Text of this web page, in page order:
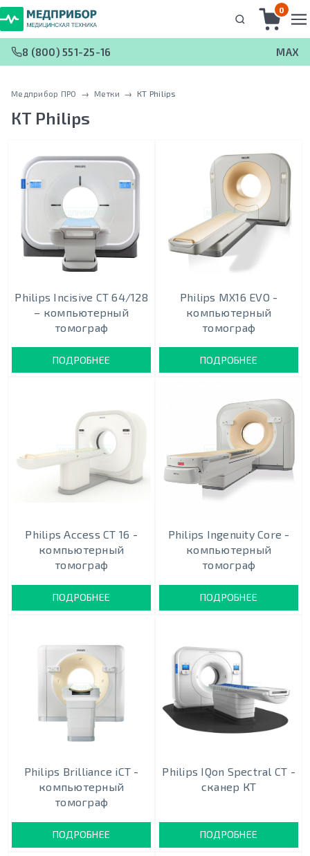
0
8 (800) 551-25-16 MAX
Медприбор ПРО → Метки → КТ Philips
КТ Philips
Philips Incisive CT 64/128
– компьютерный
томограф
ПОДРОБНЕЕ
Philips MX16 EVO -
компьютерный
томограф
ПОДРОБНЕЕ
Philips Access CT 16 -
компьютерный
томограф
ПОДРОБНЕЕ
Philips Ingenuity Core -
компьютерный
томограф
ПОДРОБНЕЕ
Philips Brilliance iCT -
компьютерный
томограф
ПОДРОБНЕЕ
Philips IQon Spectral CT -
сканер КТ
ПОДРОБНЕЕ